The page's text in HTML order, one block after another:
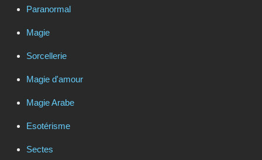
Paranormal
Magie
Sorcellerie
Magie d'amour
Magie Arabe
Esotérisme
Sectes